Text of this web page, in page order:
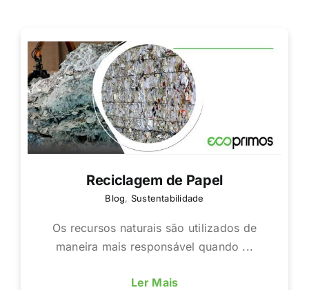
Reciclagem de Papel
Blog, Sustentabilidade
Os recursos naturais são utilizados de
maneira mais responsável quando ...
Ler Mais